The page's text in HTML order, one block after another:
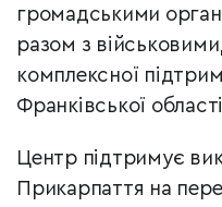
громадськими
разом з
комплексної
Франківської
Центр підтримує
Прикарпаття на